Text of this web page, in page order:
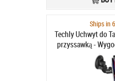
Ships in
Techly Uchwyt do
przyssawką -
Tabletu do szyby